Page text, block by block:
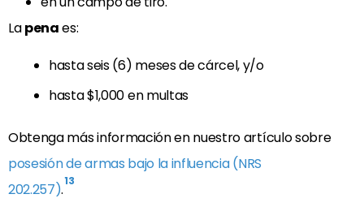
Lapenaes:
hasta seis (6) meses de cárcel, y/o
hasta $1,000 en multas
Obtenga más información en nuestro artículo sobre
posesión de armas bajo la influencia (NRS
202.257).13